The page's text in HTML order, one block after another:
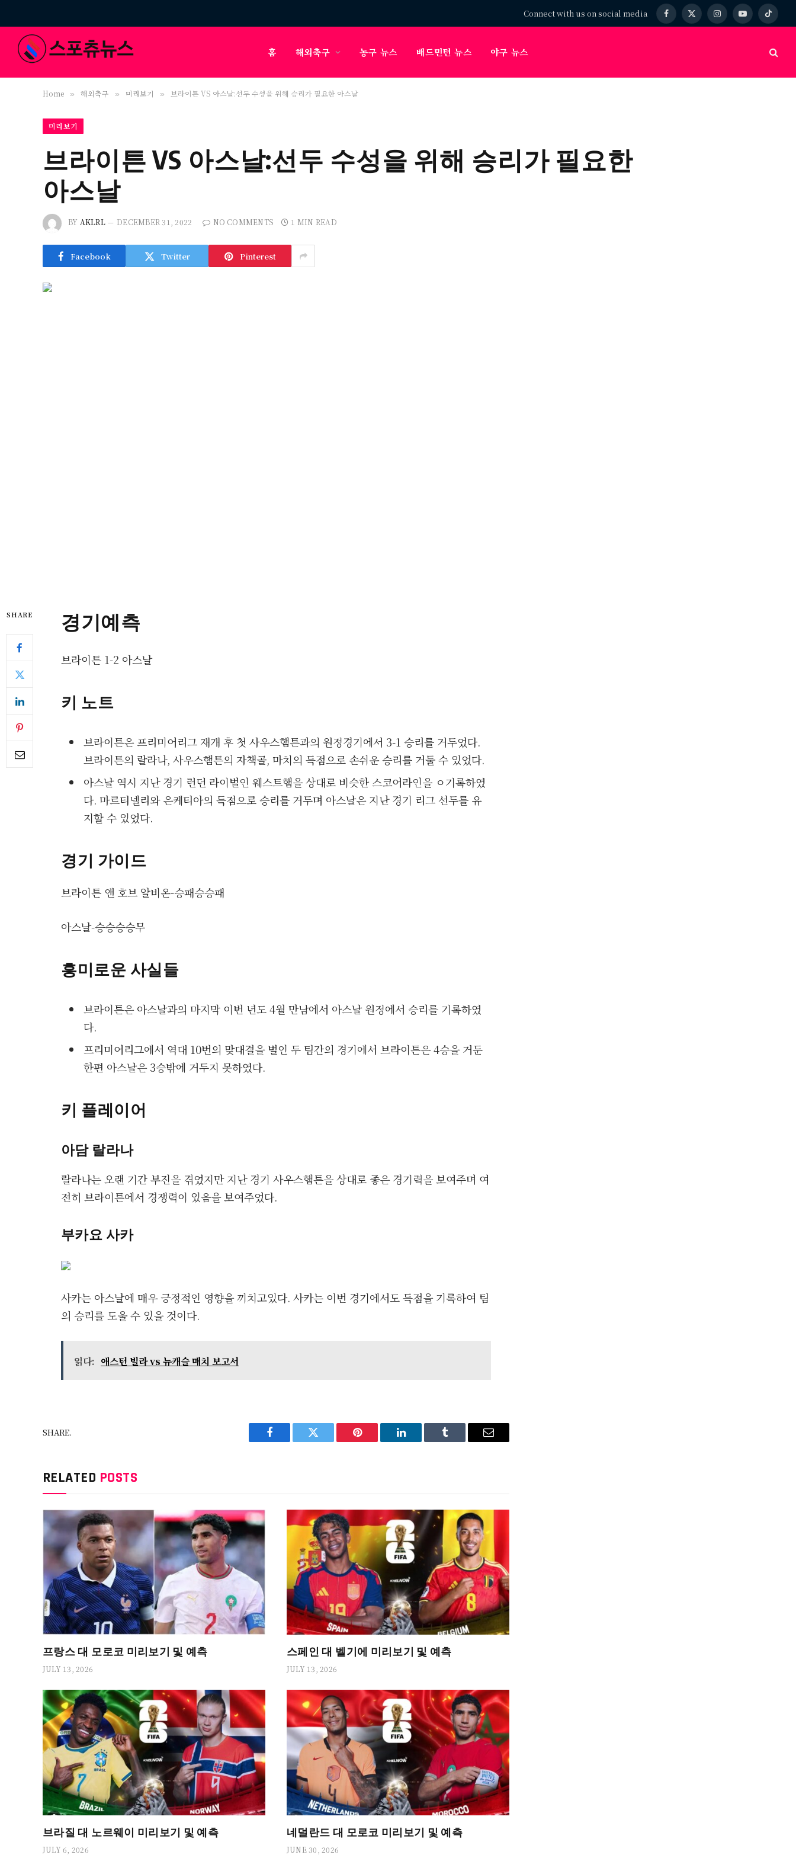
Connect with us on social media Facebook
X
InstagramYouTubeTikTok
홈 해외축구 농구 뉴스 배드민턴 뉴스 야구 뉴스
Home » 해외축구 » 미리보기 » 브라이튼 VS 아스날:선두 수성을 위해 승리가 필요한 아스날
미리보기
브라이튼 VS 아스날:선두 수성을 위해 승리가 필요한
아스날
BY AKLRL DECEMBER 31, 2022 NO COMMENTS 1 MIN READ
Facebook Twitter Pinterest
SHARE 경기예측
브라이튼 1-2 아스날
키 노트
브라이튼은 프리미어리그 재개 후 첫 사우스햄튼과의 원정경기에서 3-1 승리를 거두었다.
브라이튼의 랄라나, 사우스햄튼의 자책골, 마치의 득점으로 손쉬운 승리를 거둘 수 있었다.
아스날 역시 지난 경기 런던 라이벌인 웨스트햄을 상대로 비슷한 스코어라인을 ㅇ기록하였
다. 마르티넬리와 은케티아의 득점으로 승리를 거두며 아스날은 지난 경기 리그 선두를 유
지할 수 있었다.
경기 가이드
브라이튼 앤 호브 알비온-승패승승패
아스날-승승승승무
흥미로운 사실들
브라이튼은 아스날과의 마지막 이번 년도 4월 만남에서 아스날 원정에서 승리를 기록하였
다.
프리미어리그에서 역대 10번의 맞대결을 벌인 두 팀간의 경기에서 브라이튼은 4승을 거둔
한편 아스날은 3승밖에 거두지 못하였다.
키 플레이어
아담 랄라나
랄라나는 오랜 기간 부진을 겪었지만 지난 경기 사우스햄튼을 상대로 좋은 경기력을 보여주며 여
전히 브라이튼에서 경쟁력이 있음을 보여주었다.
부카요 사카
사카는 아스날에 매우 긍정적인 영향을 끼치고있다. 사카는 이번 경기에서도 득점을 기록하여 팀
의 승리를 도울 수 있을 것이다.
읽다: 애스턴 빌라 vs 뉴캐슬 매치 보고서
SHARE.
Facebook Twitter Pinterest LinkedIn Tumblr Email
RELATED POSTS
프랑스 대 모로코 미리보기 및 예측
JULY 13, 2026
스페인 대 벨기에 미리보기 및 예측
JULY 13, 2026
브라질 대 노르웨이 미리보기 및 예측
JULY 6, 2026
네덜란드 대 모로코 미리보기 및 예측
JUNE 30, 2026